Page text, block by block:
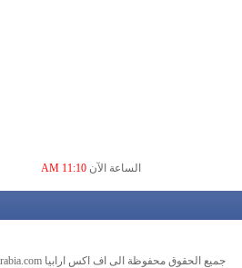
الساعة الآن 11:10 AM
جميع الحقوق محفوظة الى اف اكس ارابيا www.fx-arabia.com